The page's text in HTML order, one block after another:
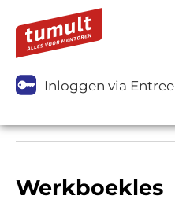
Inloggen via Entree
Werkboekles